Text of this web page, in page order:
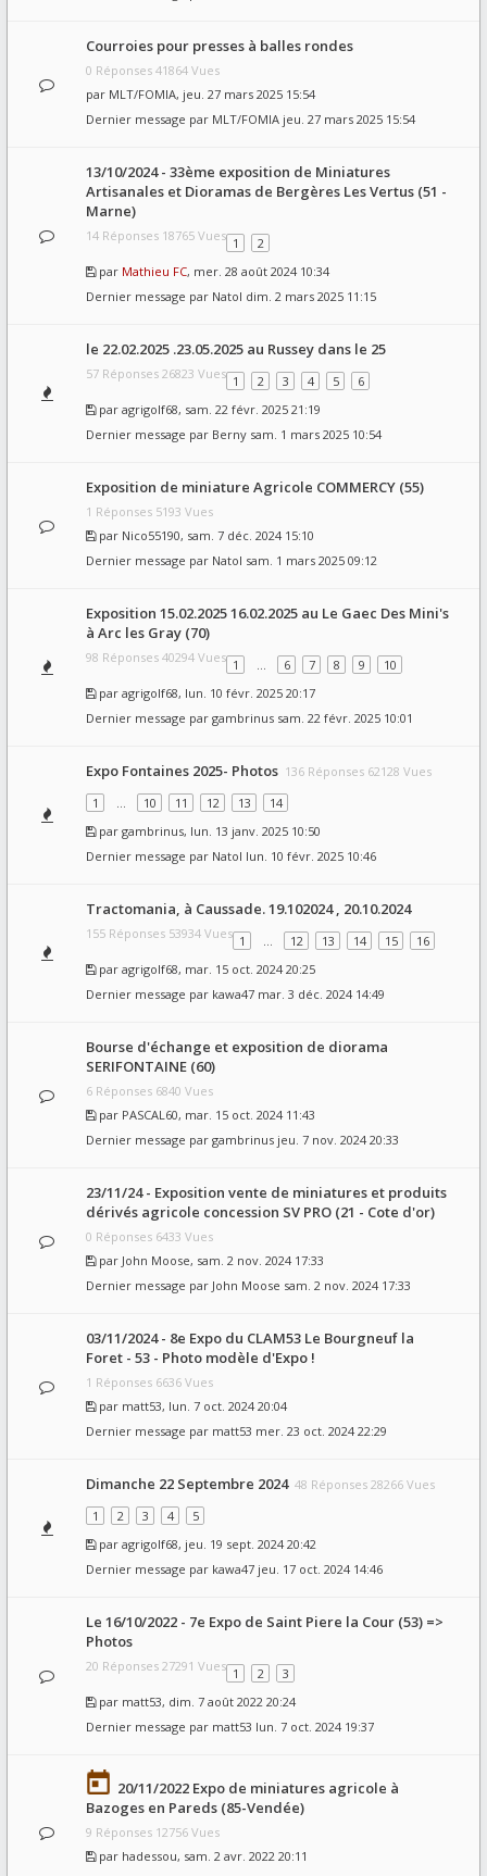
Courroies pour presses à balles rondes
0 Réponses 41864 Vues
par MLT/FOMIA, jeu. 27 mars 2025 15:54
Dernier message par MLT/FOMIA jeu. 27 mars 2025 15:54
13/10/2024 - 33ème exposition de Miniatures
Artisanales et Dioramas de Bergères Les Vertus (51 -
Marne)
14 Réponses 18765 Vues 1
2
par Mathieu FC, mer. 28 août 2024 10:34
Dernier message par Natol dim. 2 mars 2025 11:15
le 22.02.2025 .23.05.2025 au Russey dans le 25
57 Réponses 26823 Vues 1 2 3 4 5
6
par agrigolf68, sam. 22 févr. 2025 21:19
Dernier message par Berny sam. 1 mars 2025 10:54
Exposition de miniature Agricole COMMERCY (55)
1 Réponses 5193 Vues
par Nico55190, sam. 7 déc. 2024 15:10
Dernier message par Natol sam. 1 mars 2025 09:12
Exposition 15.02.2025 16.02.2025 au Le Gaec Des Mini's
à Arc les Gray (70)
98 Réponses 40294 Vues 1 … 6 7 8 9
10
par agrigolf68, lun. 10 févr. 2025 20:17
Dernier message par gambrinus sam. 22 févr. 2025 10:01
Expo Fontaines 2025- Photos 136 Réponses 62128 Vues
1
… 10 11 12 13
14
par gambrinus, lun. 13 janv. 2025 10:50
Dernier message par Natol lun. 10 févr. 2025 10:46
Tractomania, à Caussade. 19.102024 , 20.10.2024
155 Réponses 53934 Vues 1 … 12 13 14 15
16
par agrigolf68, mar. 15 oct. 2024 20:25
Dernier message par kawa47 mar. 3 déc. 2024 14:49
Bourse d'échange et exposition de diorama
SERIFONTAINE (60)
6 Réponses 6840 Vues
par PASCAL60, mar. 15 oct. 2024 11:43
Dernier message par gambrinus jeu. 7 nov. 2024 20:33
23/11/24 - Exposition vente de miniatures et produits
dérivés agricole concession SV PRO (21 - Cote d'or)
0 Réponses 6433 Vues
par John Moose, sam. 2 nov. 2024 17:33
Dernier message par John Moose sam. 2 nov. 2024 17:33
03/11/2024 - 8e Expo du CLAM53 Le Bourgneuf la
Foret - 53 - Photo modèle d'Expo !
1 Réponses 6636 Vues
par matt53, lun. 7 oct. 2024 20:04
Dernier message par matt53 mer. 23 oct. 2024 22:29
Dimanche 22 Septembre 2024 48 Réponses 28266 Vues
1
2 3 4
5
par agrigolf68, jeu. 19 sept. 2024 20:42
Dernier message par kawa47 jeu. 17 oct. 2024 14:46
Le 16/10/2022 - 7e Expo de Saint Piere la Cour (53) =>
Photos
20 Réponses 27291 Vues 1 2
3
par matt53, dim. 7 août 2022 20:24
Dernier message par matt53 lun. 7 oct. 2024 19:37
20/11/2022 Expo de miniatures agricole à
Bazoges en Pareds (85-Vendée)
9 Réponses 12756 Vues
par hadessou, sam. 2 avr. 2022 20:11